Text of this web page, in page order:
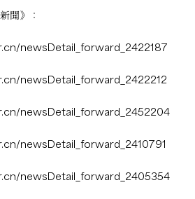
聞》：
newsDetail_forward_2422187
newsDetail_forward_2422212
newsDetail_forward_2452204
newsDetail_forward_2410791
newsDetail_forward_2405354